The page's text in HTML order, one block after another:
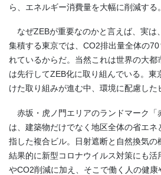
ら、エネルギー消費量を大幅に削減する。
なぜZEBが重要なのかと言えば、実は
集積する東京では、 CO2排出量全体の70
れているからだ。当然これは世界の大
は先行してZEB化に取り組んでいる。東
けた取り組みが進む中 環境に配慮した
赤坂・虎ノ門エリアのランドマーク「
は、 建築物だけでなく地区全体の省エネ
指した複合ビル。
日射遮断と自然換気の
結果的に新型コロナウイルス対策にも活
やCO2削減に加え、そこで働く人の健